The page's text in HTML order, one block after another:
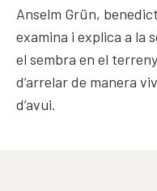
Anselm Grün,
examina i explica a la
el sembra en el
d’arrelar de manera
d’avui.